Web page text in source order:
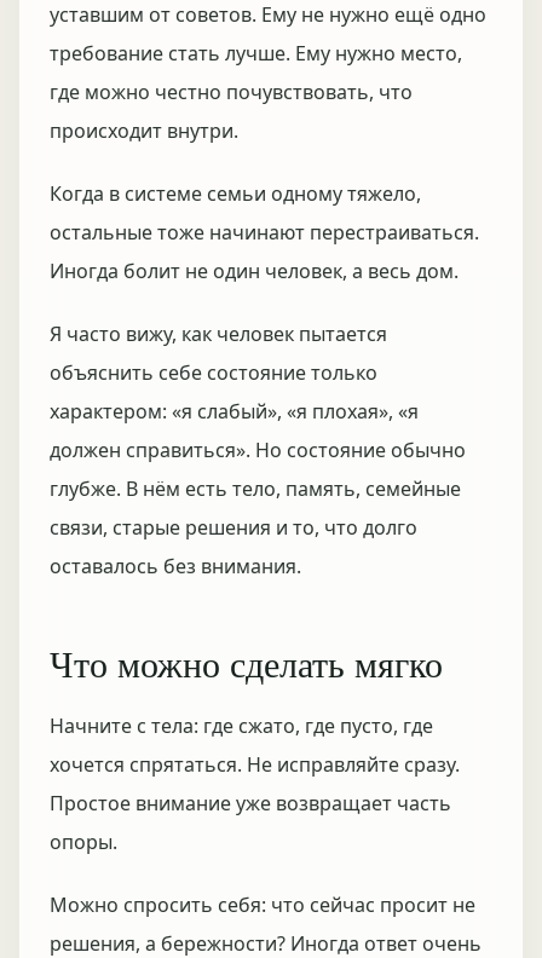
уставшим от советов. Ему не нужно ещё одно
требование стать лучше. Ему нужно место,
где можно честно почувствовать, что
происходит внутри.
Когда в системе семьи одному тяжело,
остальные тоже начинают перестраиваться.
Иногда болит не один человек, а весь дом.
Я часто вижу, как человек пытается
объяснить себе состояние только
характером: «я слабый», «я плохая», «я
должен справиться». Но состояние обычно
глубже. В нём есть тело, память, семейные
связи, старые решения и то, что долго
оставалось без внимания.
Что можно сделать мягко
Начните с тела: где сжато, где пусто, где
хочется спрятаться. Не исправляйте сразу.
Простое внимание уже возвращает часть
опоры.
Можно спросить себя: что сейчас просит не
решения, а бережности? Иногда ответ очень